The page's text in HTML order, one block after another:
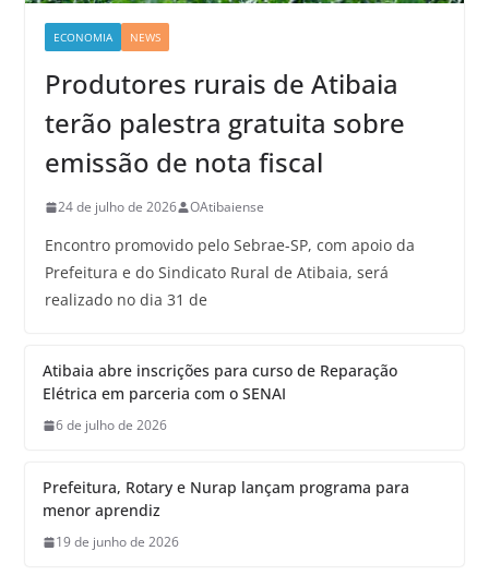
ECONOMIA NEWS
Produtores rurais de Atibaia
terão palestra gratuita sobre
emissão de nota fiscal
24 de julho de 2026 OAtibaiense
Encontro promovido pelo Sebrae-SP, com apoio da
Prefeitura e do Sindicato Rural de Atibaia, será
realizado no dia 31 de
Atibaia abre inscrições para curso de Reparação
Elétrica em parceria com o SENAI
6 de julho de 2026
Prefeitura, Rotary e Nurap lançam programa para
menor aprendiz
19 de junho de 2026